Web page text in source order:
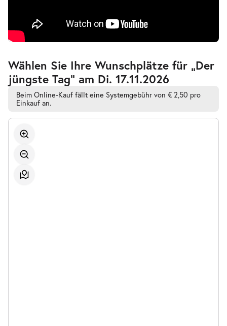
Wählen Sie Ihre Wunschplätze für „Der
jüngste Tag” am Di. 17.11.2026
Beim Online-Kauf fällt eine Systemgebühr von € 2,50 pro
Einkauf an.
Zur
barrierefreien
automatischen
Bestplatzwahl